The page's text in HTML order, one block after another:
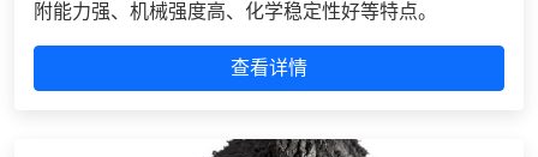
附能力强、机械强度高、化学稳定性好等特点。
查看详情